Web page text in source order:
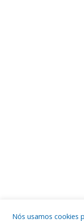
Nós usamos cookies